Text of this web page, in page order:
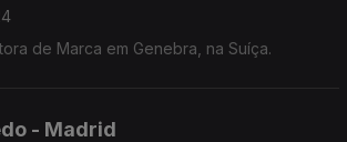
de Marca em Genebra, na Suíça.
- Madrid